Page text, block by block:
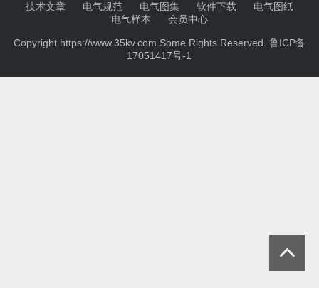
技术文章 电气规范 电气图集 软件下载
电气图纸
电气样本
会员中心
Copyright https://www.35kv.com.Some Rights Reserved. 鲁ICP备
17051417号-1